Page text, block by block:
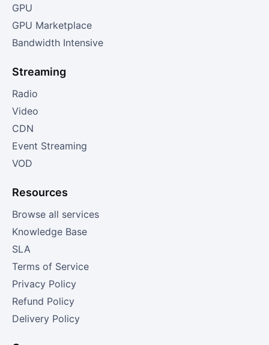
GPU
GPU Marketplace
Bandwidth Intensive
Streaming
Radio
Video
CDN
Event Streaming
VOD
Resources
Browse all services
Knowledge Base
SLA
Terms of Service
Privacy Policy
Refund Policy
Delivery Policy